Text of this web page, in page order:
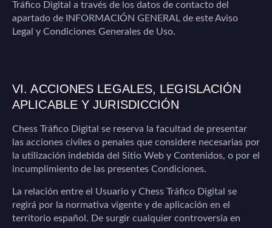
Tráfico Digital a través de los datos de contacto del
apartado de INFORMACIÓN GENERAL de este Aviso
Legal y Condiciones Generales de Uso.
VI. ACCIONES LEGALES, LEGISLACIÓN
APLICABLE Y JURISDICCIÓN
Chess Tráfico Digital se reserva la facultad de presentar
las acciones civiles o penales que considere necesarias por
la utilización indebida del Sitio Web y Contenidos, o por el
incumplimiento de las presentes Condiciones.
La relación entre el Usuario y Chess Tráfico Digital se
regirá por la normativa vigente y de aplicación en el
territorio español. De surgir cualquier controversia en